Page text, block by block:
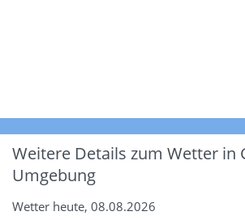
Weitere Details zum Wetter in
Umgebung
Wetter heute, 08.08.2026